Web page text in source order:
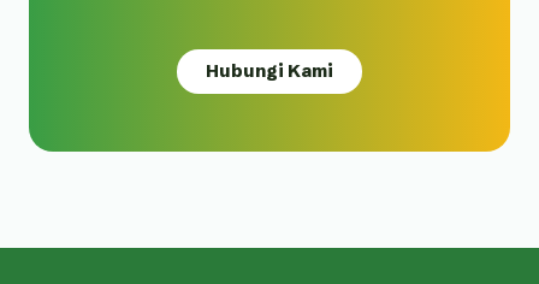
Hubungi Kami